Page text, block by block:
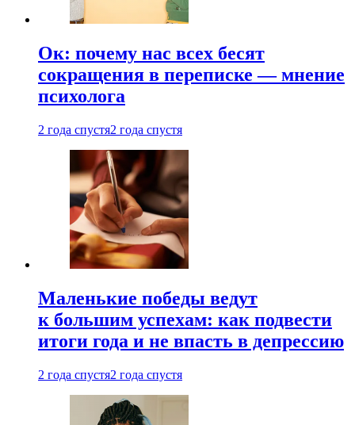
Ок: почему нас всех бесят
сокращения в переписке — мнение
психолога
2 года спустя2 года спустя
Маленькие победы ведут
к большим успехам: как подвести
итоги года и не впасть в депрессию
2 года спустя2 года спустя